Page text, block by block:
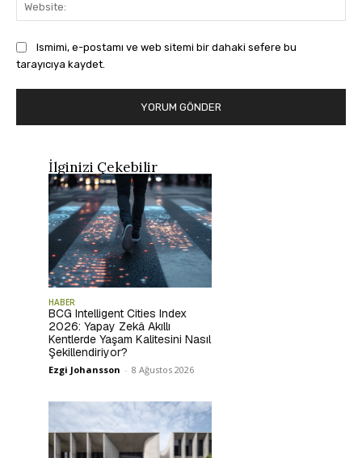
Ismimi, e-postamı ve web sitemi bir dahaki sefere bu
tarayıcıya kaydet.
İlginizi Çekebilir
HABER
BCG Intelligent Cities Index
2026: Yapay Zekâ Akıllı
Kentlerde Yaşam Kalitesini Nasıl
Şekillendiriyor?
Ezgi Johansson - 8 Ağustos 2026